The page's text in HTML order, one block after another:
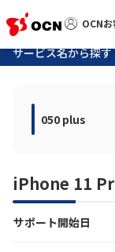
OCN
OCNお客さ
サポート
サービス名から探
050 plus
iPhone 11
サポート開始日